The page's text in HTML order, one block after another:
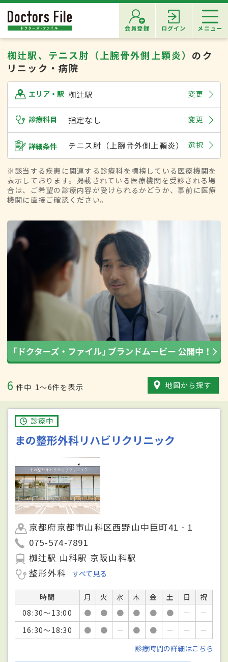
会員登録 ログイン メニュー
椥辻駅、テニス肘（上腕骨外側上顆炎） のク
リニック・病院
エリア・駅 椥辻駅 変更
診療科目 指定なし 変更
詳細条件 テニス肘（上腕骨外側上顆炎） 選択
※該当する疾患に関連する診療科を標榜している医療機関を
表示しております。掲載されている医療機関を受診される場
合は、ご希望の診療内容が受けられるかどうか、事前に医療
機関に直接ご確認ください。
6 件中 1〜6件を表示 地図から探す
診療中
まの整形外科リハビリクリニック
京都府京都市山科区西野山中臣町41‐1
075-574-7891
椥辻駅 山科駅 京阪山科駅
整形外科
すべて見る
時間 月 火 水 木 金 土 日
祝
08:30～13:00
● ● ● ● ● ● －
－
16:30～18:30
● ● － ● ● － －
－
診療時間の詳細はこちら